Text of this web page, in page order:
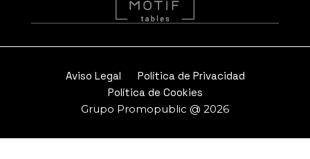
Aviso Legal
Política de Privacidad
Política de Cookies
Grupo Promopublic @ 2026